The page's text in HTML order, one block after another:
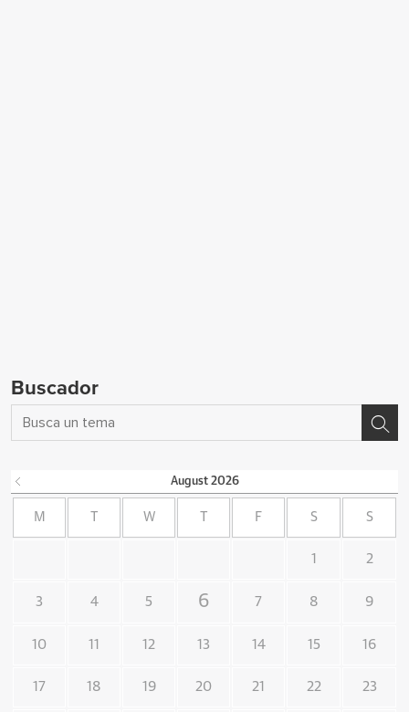
Buscador
August 2026
M W F S S
1 2
3 4 5 6 7 8 9
10 11 12 13 14 15 16
17 18 19 20 21 22 23